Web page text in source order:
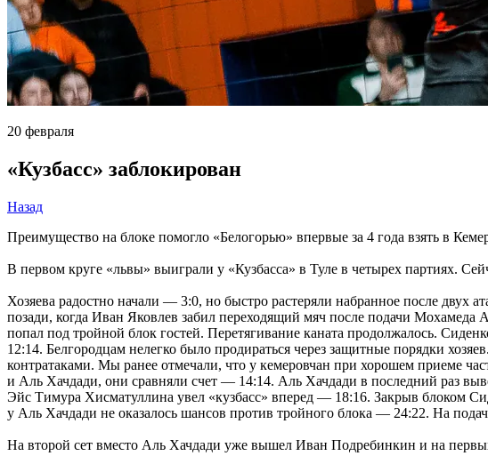
20 февраля
«Кузбасс» заблокирован
Назад
Преимущество на блоке помогло «Белогорью» впервые за 4 года взять в
В первом круге «львы» выиграли у «Кузбасса» в Туле в четырех партиях.
Хозяева радостно начали — 3:0, но быстро растеряли набранное после
позади, когда Иван Яковлев забил переходящий мяч после подачи
попал под тройной блок гостей. Перетягивание каната продолжалось.
12:14. Белгородцам нелегко было продираться через защитные порядки
контратаками. Мы ранее отмечали, что у кемеровчан при хорошем приеме
и Аль Хачдади, они сравняли счет — 14:14. Аль Хачдади в последний раз
Эйс Тимура Хисматуллина увел «кузбасс» вперед — 18:16. Закрыв блоком
у Аль Хачдади не оказалось шансов против тройного блока — 24:22. На
На второй сет вместо Аль Хачдади уже вышел Иван Подребинкин и на